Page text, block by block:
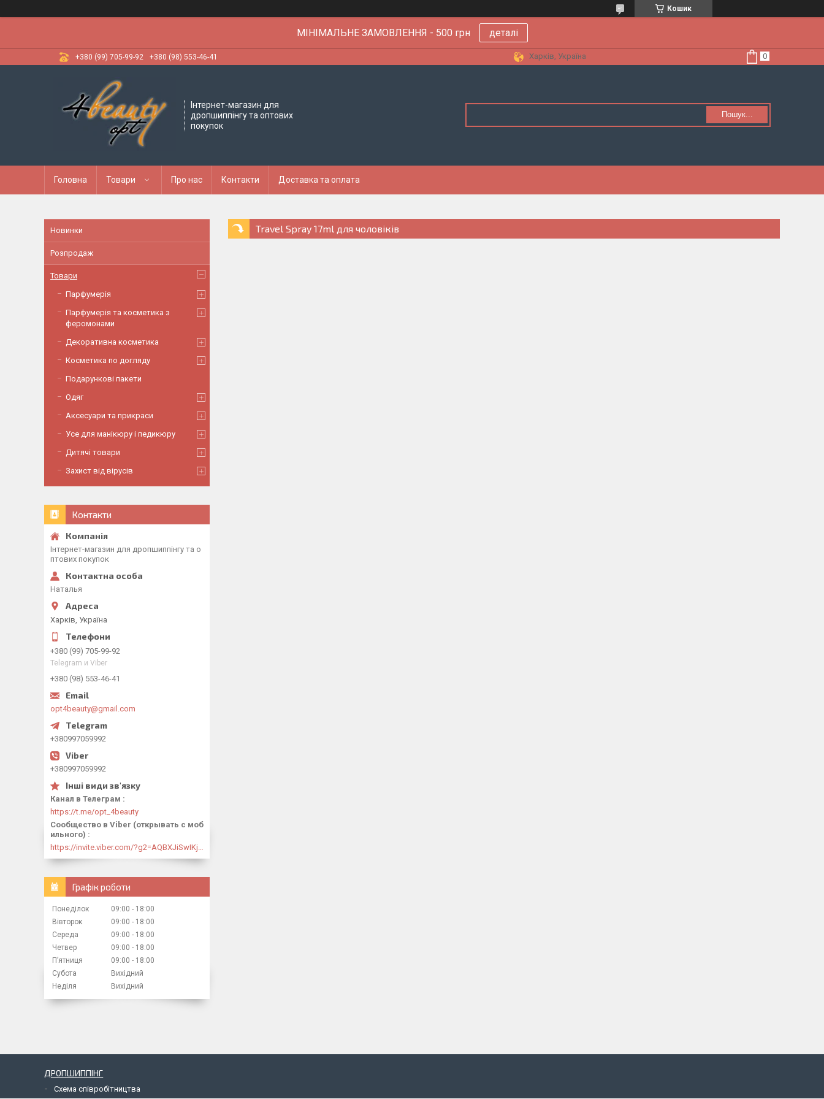
Кошик
МІНІМАЛЬНЕ ЗАМОВЛЕННЯ - 500 грн деталі
+380 (99) 705-99-92 +380 (98) 553-46-41 Харків, Україна
Інтернет-магазин для
дропшиппінгу та оптових
покупок
Пошук...
Головна Товари Про нас Контакти Доставка та оплата
Travel Spray 17ml для чоловіків
Новинки
Розпродаж
Товари
Парфумерія
Парфумерія та косметика з
феромонами
Декоративна косметика
Косметика по догляду
Подарункові пакети
Одяг
Аксесуари та прикраси
Усе для манікюру і педикюру
Дитячі товари
Захист від вірусів
Контакти
Інтернет-магазин для дропшиппінгу та о
птових покупок
Наталья
Харків, Україна
+380 (99) 705-99-92
Telegram и Viber
+380 (98) 553-46-41
opt4beauty@gmail.com
+380997059992
+380997059992
Канал в Телеграм
https://t.me/opt_4beauty
Сообщество в Viber (открывать с моб
ильного)
Графік роботи
Понеділок 09:00
18:00
Вівторок
09:00
18:00
Середа
09:00
18:00
Четвер
09:00
18:00
Пʼятниця
09:00
18:00
Субота
Вихідний
Неділя
Вихідний
ДРОПШИППІНГ
Схема співробітництва